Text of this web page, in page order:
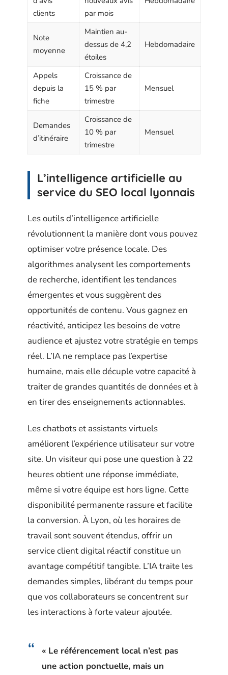
clients
par mois
Note
moyenne
Maintien au-
dessus de 4,2
étoiles
Hebdomadaire
Appels
depuis la
fiche
Croissance de
15 % par
trimestre
Mensuel
Demandes
d’itinéraire
Croissance de
10 % par
trimestre
Mensuel
L’intelligence artificielle au
service du SEO local lyonnais
Les outils d’intelligence artificielle
révolutionnent la manière dont vous pouvez
optimiser votre présence locale. Des
algorithmes analysent les comportements
de recherche, identifient les tendances
émergentes et vous suggèrent des
opportunités de contenu. Vous gagnez en
réactivité, anticipez les besoins de votre
audience et ajustez votre stratégie en temps
réel. L’IA ne remplace pas l’expertise
humaine, mais elle décuple votre capacité à
traiter de grandes quantités de données et à
en tirer des enseignements actionnables.
Les chatbots et assistants virtuels
améliorent l’expérience utilisateur sur votre
site. Un visiteur qui pose une question à 22
heures obtient une réponse immédiate,
même si votre équipe est hors ligne. Cette
disponibilité permanente rassure et facilite
la conversion. À Lyon, où les horaires de
travail sont souvent étendus, offrir un
service client digital réactif constitue un
avantage compétitif tangible. L’IA traite les
demandes simples, libérant du temps pour
que vos collaborateurs se concentrent sur
les interactions à forte valeur ajoutée.
« Le référencement local n’est pas
une action ponctuelle, mais un